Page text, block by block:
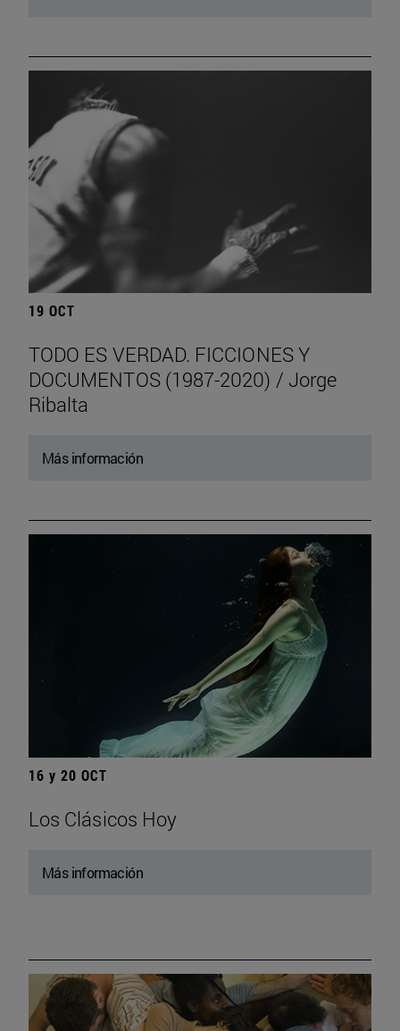
19 OCT
TODO ES VERDAD. FICCIONES Y
DOCUMENTOS (1987-2020) / Jorge
Ribalta
Más información
16 y 20 OCT
Los Clásicos Hoy
Más información